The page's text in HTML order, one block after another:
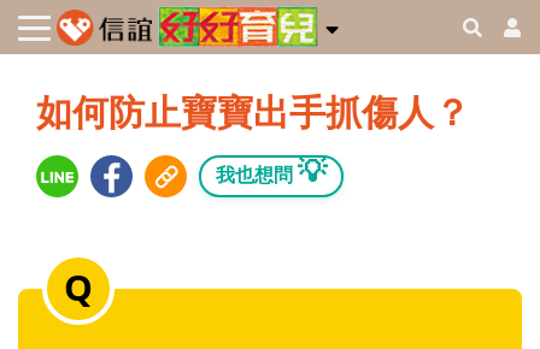
如何防止寶寶出手抓傷人？
我也想問 💡